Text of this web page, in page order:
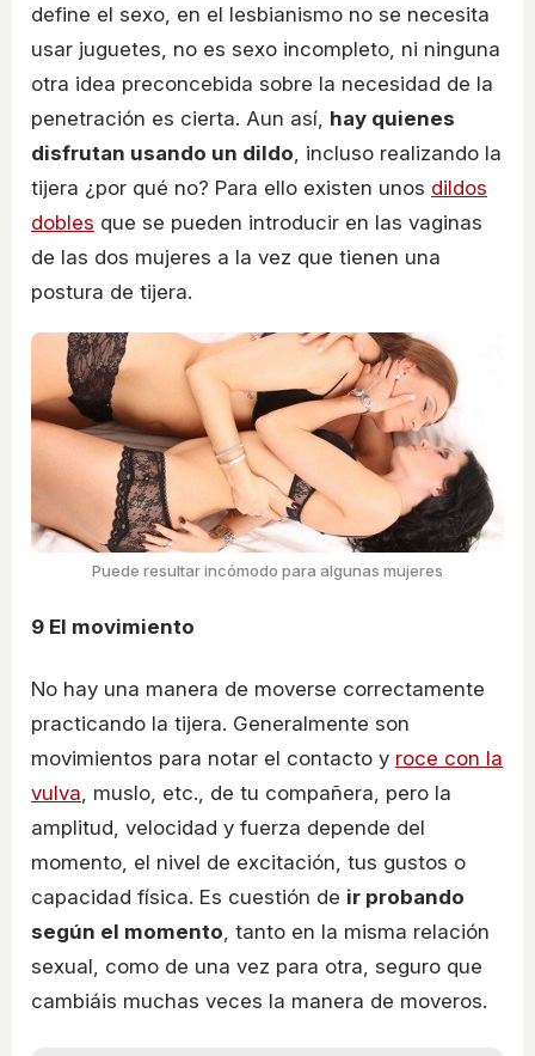
define el sexo, en el lesbianismo no se necesita
usar juguetes, no es sexo incompleto, ni ninguna
otra idea preconcebida sobre la necesidad de la
penetración es cierta. Aun así, hay quienes
disfrutan usando un dildo , incluso realizando la
tijera ¿por qué no? Para ello existen unos dildos
dobles que se pueden introducir en las vaginas
de las dos mujeres a la vez que tienen una
postura de tijera.
Puede resultar incómodo para algunas mujeres
9 El movimiento
No hay una manera de moverse correctamente
practicando la tijera. Generalmente son
movimientos para notar el contacto y roce con la
vulva , muslo, etc., de tu compañera, pero la
amplitud, velocidad y fuerza depende del
momento, el nivel de excitación, tus gustos o
capacidad física. Es cuestión de ir probando
según el momento , tanto en la misma relación
sexual, como de una vez para otra, seguro que
cambiáis muchas veces la manera de moveros.